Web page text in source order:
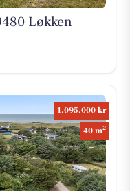
Løkken
1.095.000 kr
40 m2